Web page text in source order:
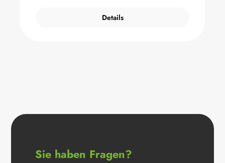
Details
Sie haben Fragen?